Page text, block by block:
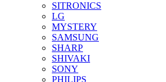
SITRONICS
LG
MYSTERY
SAMSUNG
SHARP
SHIVAKI
SONY
PHILIPS